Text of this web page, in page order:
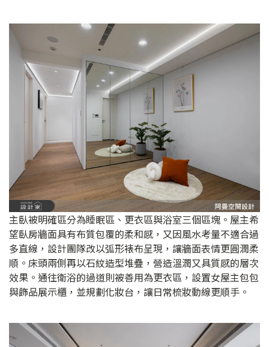
主臥被明確區分為睡眠區、更衣區與浴室三個區塊。屋主希
望臥房牆面具有布質包覆的柔和感，又因風水考量不適合過
多直線，設計團隊改以弧形裱布呈現，讓牆面表情更圓潤柔
順。床頭兩側再以石紋造型堆疊，營造溫潤又具質感的層次
效果。通往衛浴的過道則被善用為更衣區，設置女屋主包包
與飾品展示櫃，並規劃化妝台，讓日常梳妝動線更順手。